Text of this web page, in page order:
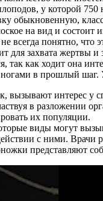
у которой
обыкновенную,
на вид и состоит
всегда понятно,
для захвата
так как ходит она
в прошлый шаг.
вызывают интерес у
в разложении
их популяции.
виды могут
с ними. Врачи
представляют